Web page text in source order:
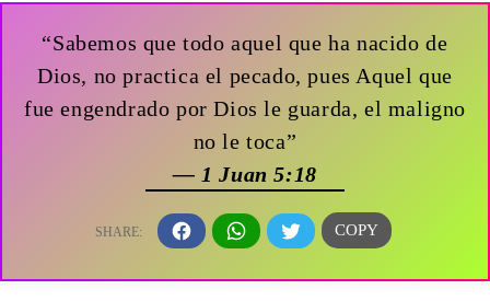
“Sabemos que todo aquel que ha nacido de
Dios, no practica el pecado, pues Aquel que
fue engendrado por Dios le guarda, el maligno
no le toca”
— 1 Juan 5:18